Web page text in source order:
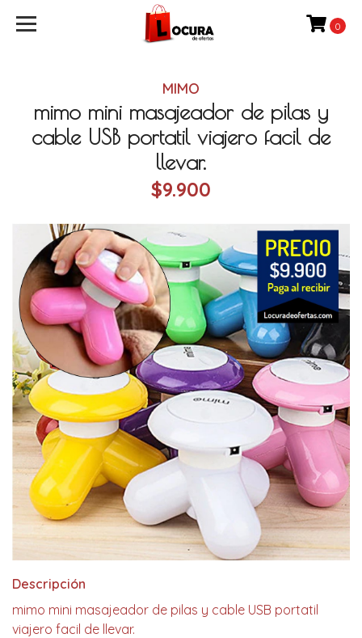
0
MIMO
mimo mini masajeador de pilas y
cable USB portatil viajero facil de
llevar.
$9.900
Descripción
mimo mini masajeador de pilas y cable USB portatil
viajero facil de llevar.